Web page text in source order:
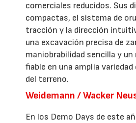
comerciales reducidos. Sus
compactas, el sistema de
tracción y la dirección
una excavación precisa de
maniobrabilidad sencilla y
fiable en una amplia
del terreno.
Weidemann / Wacker
En los Demo Days de este